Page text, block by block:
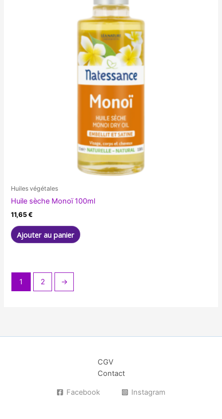
Huiles végétales
Huile sèche Monoï 100ml
11,65€
Ajouter au panier
1 2 →
CGV
Contact
Facebook Instagram